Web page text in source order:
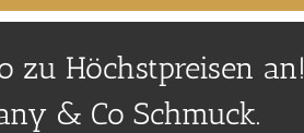
zu Höchstpreisen an!
& Co Schmuck.